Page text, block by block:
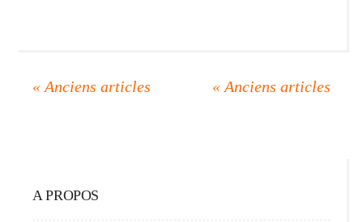
A PROPOS